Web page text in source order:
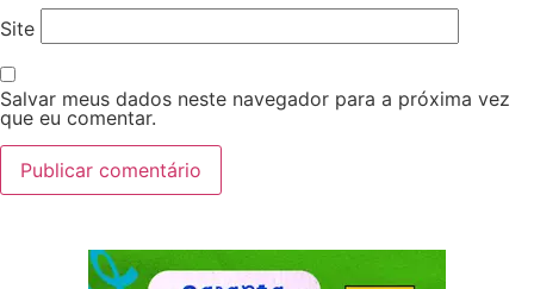
Site
Salvar meus dados neste navegador para a próxima vez
que eu comentar.